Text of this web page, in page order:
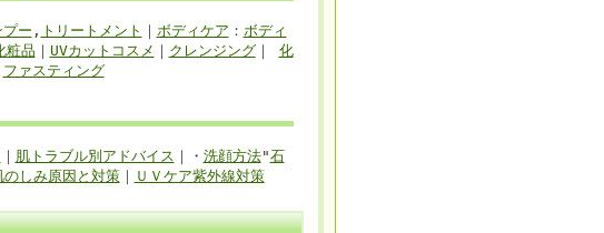
プー , トリートメント ｜ ボディケア ： ボディ
粧品 ｜ UVカットコスメ ｜ クレンジング｜ 化
ファスティング
｜ 肌トラブル別アドバイス ｜・ 洗顔方法"石
のしみ原因と対策｜ ＵＶケア紫外線対策